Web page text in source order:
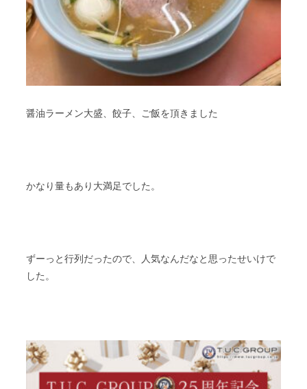
醤油ラーメン大盛、餃子、ご飯を頂きました
かなり量もあり大満足でした。
ずーっと行列だったので、人気なんだなと思ったせいけで
した。